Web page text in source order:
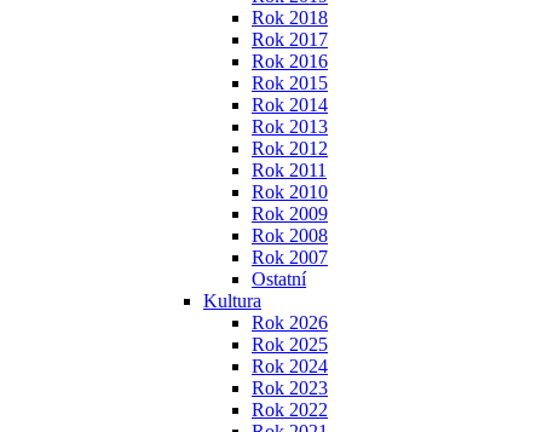
Rok 2018
Rok 2017
Rok 2016
Rok 2015
Rok 2014
Rok 2013
Rok 2012
Rok 2011
Rok 2010
Rok 2009
Rok 2008
Rok 2007
Ostatní
Kultura
Rok 2026
Rok 2025
Rok 2024
Rok 2023
Rok 2022